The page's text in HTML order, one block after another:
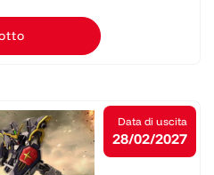
Data di uscita
28/02/2027